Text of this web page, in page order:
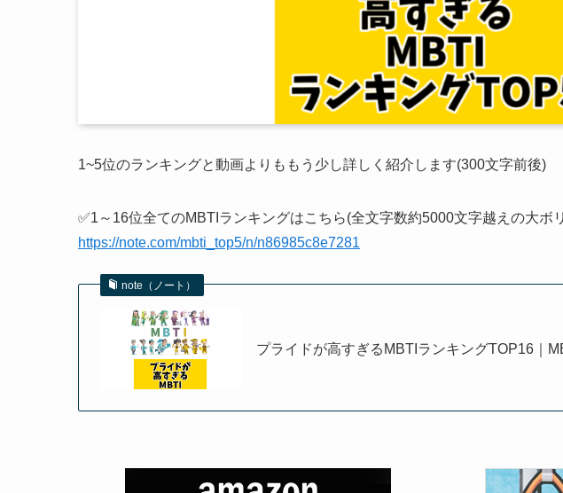
1~5位のランキングと動画よりももう少し詳しく紹介します(300文字前後)
✅1～16位全てのMBTIランキングはこちら(全文字数約5000文字越えの大ボ
https://note.com/mbti_top5/n/n86985c8e7281
note（ノート）
プライドが高すぎるMBTIランキングTOP16｜